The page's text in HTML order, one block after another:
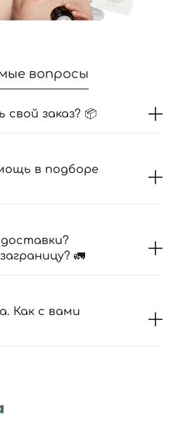
вопросы
заказ? 📦
в подборе
🚛
Как с вами